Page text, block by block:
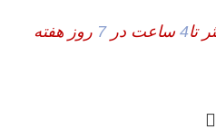
تا4 ساعت در7 روز هفته